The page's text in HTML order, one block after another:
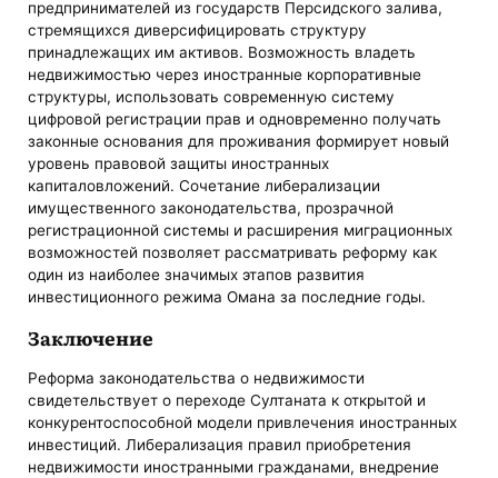
предпринимателей из государств Персидского залива,
стремящихся диверсифицировать структуру
принадлежащих им активов. Возможность владеть
недвижимостью через иностранные корпоративные
структуры, использовать современную систему
цифровой регистрации прав и одновременно получать
законные основания для проживания формирует новый
уровень правовой защиты иностранных
капиталовложений. Сочетание либерализации
имущественного законодательства, прозрачной
регистрационной системы и расширения миграционных
возможностей позволяет рассматривать реформу как
один из наиболее значимых этапов развития
инвестиционного режима Омана за последние годы.
Заключение
Реформа законодательства о недвижимости
свидетельствует о переходе Султаната к открытой и
конкурентоспособной модели привлечения иностранных
инвестиций. Либерализация правил приобретения
недвижимости иностранными гражданами, внедрение